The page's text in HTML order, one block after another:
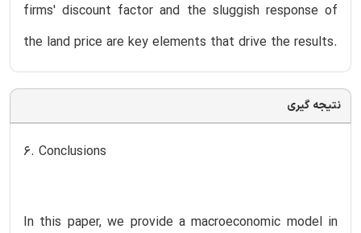
firms' discount factor and the sluggish response of
the land price are key elements that drive the results.
نتیجه گیری
6. Conclusions
In this paper, we provide a macroeconomic model in